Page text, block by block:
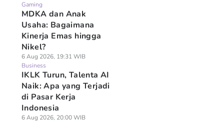
Gaming
MDKA dan Anak
Usaha: Bagaimana
Kinerja Emas hingga
Nikel?
6 Aug 2026, 19:31 WIB
Business
IKLK Turun, Talenta AI
Naik: Apa yang Terjadi
di Pasar Kerja
Indonesia
6 Aug 2026, 20:00 WIB